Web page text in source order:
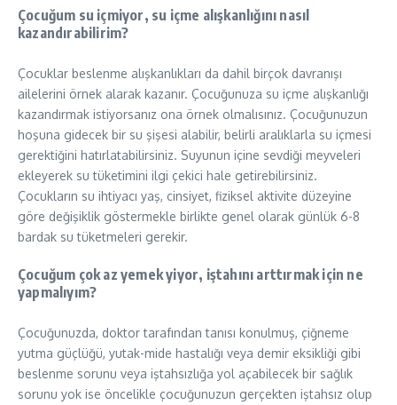
Çocuğum su içmiyor, su içme alışkanlığını nasıl
kazandırabilirim?
Çocuklar beslenme alışkanlıkları da dahil birçok davranışı
ailelerini örnek alarak kazanır. Çocuğunuza su içme alışkanlığı
kazandırmak istiyorsanız ona örnek olmalısınız. Çocuğunuzun
hoşuna gidecek bir su şişesi alabilir, belirli aralıklarla su içmesi
gerektiğini hatırlatabilirsiniz. Suyunun içine sevdiği meyveleri
ekleyerek su tüketimini ilgi çekici hale getirebilirsiniz.
Çocukların su ihtiyacı yaş, cinsiyet, fiziksel aktivite düzeyine
göre değişiklik göstermekle birlikte genel olarak günlük 6-8
bardak su tüketmeleri gerekir.
Çocuğum çok az yemek yiyor, iştahını arttırmak için ne
yapmalıyım?
Çocuğunuzda, doktor tarafından tanısı konulmuş, çiğneme
yutma güçlüğü, yutak-mide hastalığı veya demir eksikliği gibi
beslenme sorunu veya iştahsızlığa yol açabilecek bir sağlık
sorunu yok ise öncelikle çocuğunuzun gerçekten iştahsız olup